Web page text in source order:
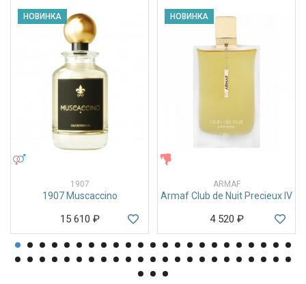
НОВИНКА
1907
1907 Muscaccino
15 610 ₽
НОВИНКА
ARMAF
Armaf Club de Nuit Precieux IV
4 520 ₽